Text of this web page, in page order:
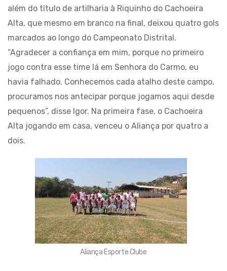
além do título de artilharia à Riquinho do Cachoeira
Alta, que mesmo em branco na final, deixou quatro gols
marcados ao longo do Campeonato Distrital.
“Agradecer a confiança em mim, porque no primeiro
jogo contra esse time lá em Senhora do Carmo, eu
havia falhado. Conhecemos cada atalho deste campo,
procuramos nos antecipar porque jogamos aqui desde
pequenos”, disse Igor. Na primeira fase, o Cachoeira
Alta jogando em casa, venceu o Aliança por quatro a
dois.
Aliança Esporte Clube